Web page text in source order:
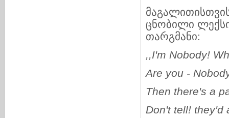
ცნობილი
თარგმანი:
,,I'm Nobody!
Are you -
Then there's a
Don't tell! they'd